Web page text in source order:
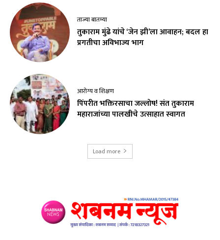
ताज्या बातम्या
तुकाराम मुंढे यांचे ‘जेन झी’ला आवाहन; बदल हा
प्रगतीचा अविभाज्य भाग
आरोग्य व शिक्षण
पिंपरीत भक्तिरसाचा जल्लोष! संत तुकाराम
महाराजांच्या पालखीचे उत्साहात स्वागत
Load more